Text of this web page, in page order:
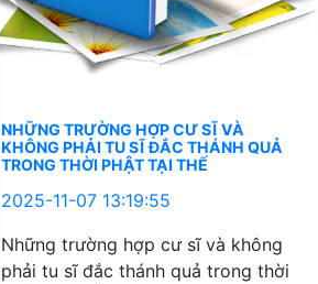
NHỮNG TRƯỜNG HỢP CƯ SĨ VÀ
KHÔNG PHẢI TU SĨ ĐẮC THÁNH QUẢ
TRONG THỜI PHẬT TẠI THẾ
2025-11-07 13:19:55
Những trường hợp cư sĩ và không
phải tu sĩ đắc thánh quả trong thời